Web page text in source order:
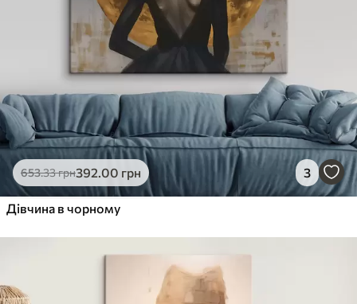
653.33грн392.00 грн 3
Дівчина в чорному